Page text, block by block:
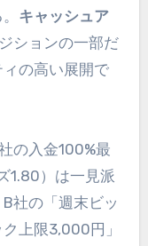
キャッシュア
ションの一部だ
の高い展開で
の入金100%最
1.80）は一見派
社の「週末ビッ
上限3,000円」